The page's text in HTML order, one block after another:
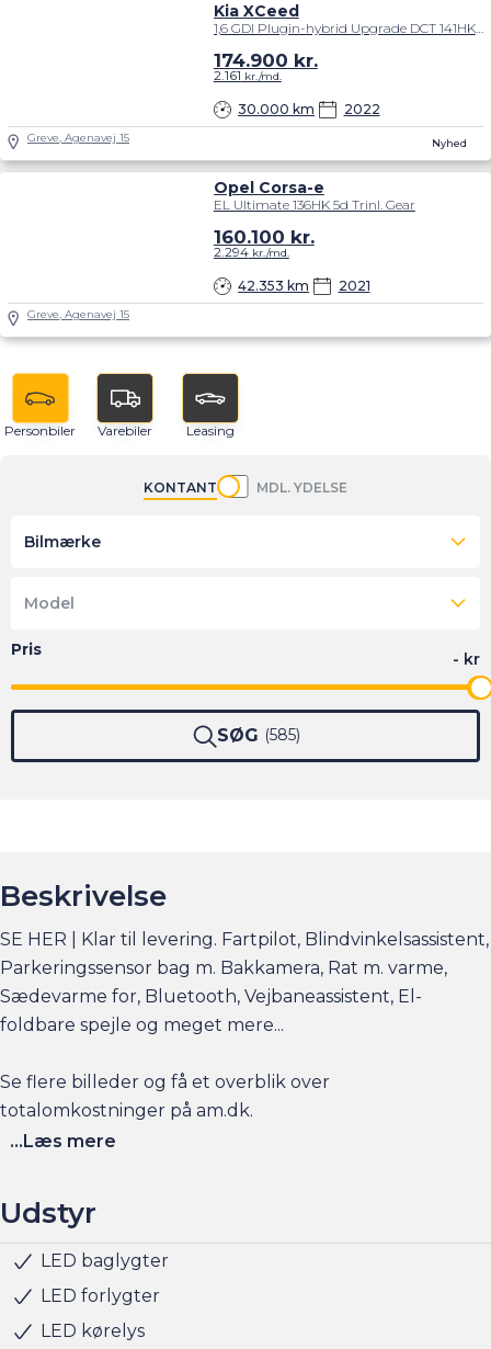
Nyhed
Kia XCeed
1,6 GDI Plugin-hybrid Upgrade DCT 141HK 5d 6g Aut.
30.000 km 2022
174.900 kr.
2.161 kr./md.
Greve, Agenavej 15
Opel Corsa-e
EL Ultimate 136HK 5d Trinl. Gear
42.353 km 2021
160.100 kr.
2.294kr./md.
Greve, Agenavej 15
Personbiler Varebiler Leasing
KONTANT MDL. YDELSE
Bilmærke
Model
SØG 585
Beskrivelse
SE HER | Klar til levering. Fartpilot, Blindvinkelsassistent,
Parkeringssensor bag m. Bakkamera, Rat m. varme,
Sædevarme for, Bluetooth, Vejbaneassistent, El-
foldbare spejle og meget mere...
Se flere billeder og få et overblik over
totalomkostninger på am.dk.
Taastrup.
eller prøvetur direkte via am.dk eller på telefon 36 93 15
00 så er bilen gjort klar, når du kommer, og der er tid til
...Læs mere
Udstyr
LED baglygter
LED forlygter
LED kørelys
El-foldbare spejle
El-håndbremse
Elruder for/bag
Fartpilot
Fjernbetjent centrallås
Klimaanlæg
Multifunktionsrat
Musikstreaming via bluetooth
Nøglefri start
Parkeringssensor bag
Radio
Sædevarme for
USB stik
Airbag
Alarm
Blindvinkelassistent
Dæktrykssensor
Fører-airbag
Isofix
Selealarm
Vejbaneassistent